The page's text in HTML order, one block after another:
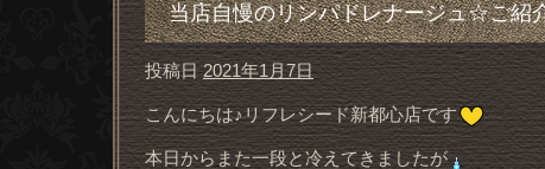
当店自慢のリンパドレナージュ☆ご紹
投稿日 2021年1月7日
こんにちは♪リフレシード新都心店です
本日からまた一段と冷えてきましたが